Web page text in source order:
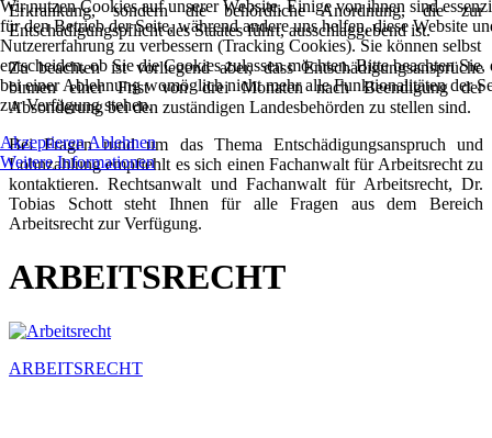
Erkrankung, sondern die behördliche Anordnung, die zur
Entschädigungspflicht des Staates führt, ausschlaggebend ist.
Zu beachten ist vorliegend aber, dass Entschädigungsansprüche
binnen einer Frist von drei Monaten nach Beendigung der
Absonderung bei den zuständigen Landesbehörden zu stellen sind.
Bei Fragen rund um das Thema Entschädigungsanspruch und
Lohnzahlung empfiehlt es sich einen Fachanwalt für Arbeitsrecht zu
kontaktieren. Rechtsanwalt und Fachanwalt für Arbeitsrecht, Dr.
Tobias Schott steht Ihnen für alle Fragen aus dem Bereich
Arbeitsrecht zur Verfügung.
ARBEITSRECHT
ARBEITSRECHT
Wir nutzen Cookies auf unserer Website. Einige von ihnen sind
für den Betrieb der Seite, während andere uns helfen, diese Website
Nutzererfahrung zu verbessern (Tracking Cookies). Sie können selbst
entscheiden, ob Sie die Cookies zulassen möchten. Bitte beachten Sie,
bei einer Ablehnung womöglich nicht mehr alle Funktionalitäten der
zur Verfügung stehen.
AkzeptierenAblehnen
Weitere Informationen